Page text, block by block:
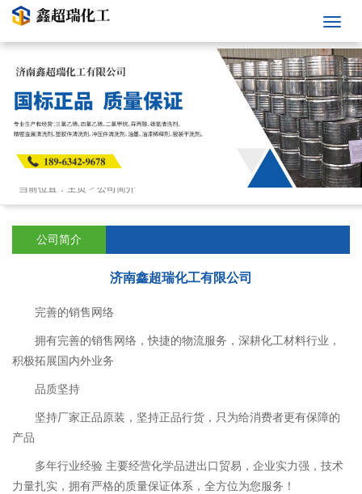
当前位置： 主页 > 公司简介
公司简介
济南鑫超瑞化工有限公司
完善的销售网络
拥有完善的销售网络，快捷的物流服务，深耕化工材料行业，
积极拓展国内外业务
品质坚持
坚持厂家正品原装，坚持正品行货，只为给消费者更有保障的
产品
多年行业经验 主要经营化学品进出口贸易，企业实力强，技术
力量扎实，拥有严格的质量保证体系，全方位为您服务！